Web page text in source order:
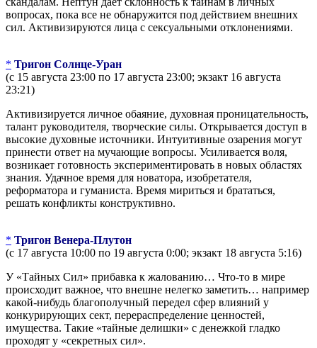
вопросах, пока все не обнаружится под действием внешних
сил. Активизируются лица с сексуальными отклонениями.
* Тригон Солнце-Уран
(с 15 августа 23:00 по 17 августа 23:00; экзакт 16 августа
23:21)
Активизируется личное обаяние, духовная проницательность,
талант руководителя, творческие силы. Открывается доступ в
высокие духовные источники. Интуитивные озарения могут
принести ответ на мучающие вопросы. Усиливается воля,
возникает готовность экспериментировать в новых областях
знания. Удачное время для новатора, изобретателя,
реформатора и гуманиста. Время мириться и брататься,
решать конфликты конструктивно.
* Тригон Венера-Плутон
(с 17 августа 10:00 по 19 августа 0:00; экзакт 18 августа 5:16)
У «Тайных Сил» прибавка к жалованию… Что-то в мире
происходит важное, что внешне нелегко заметить… например
какой-нибудь благополучный передел сфер влияний у
конкурирующих сект, перераспределение ценностей,
имущества. Такие «тайные делишки» с денежкой гладко
проходят у «секретных сил».